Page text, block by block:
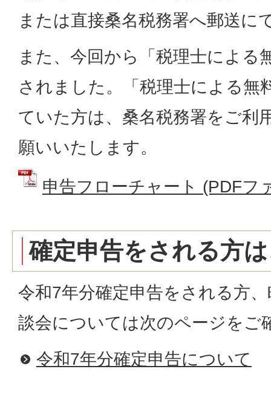
または直接桑名税務署へ郵送に
また、今回から「税理士による
されました。「税理士による無
ていた方は、桑名税務署をご利
願いいたします。
申告フローチャート (PDFフ
確定申告をされる方
令和7年分確定申告をされる方
談会については次のページをご
令和7年分確定申告について